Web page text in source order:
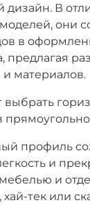
В
они
в
предлагая
материалов.
выбрать
профиль
и
и
тек или